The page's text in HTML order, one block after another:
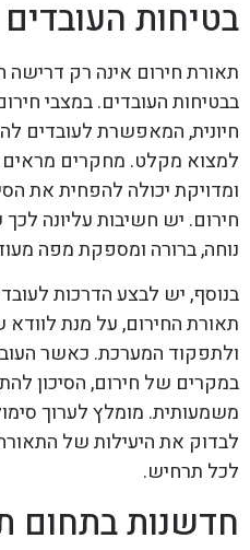
בטיחות העובדים
תאורת חירום אינה רק דרישה
בבטיחות העובדים. במצבי
חיונית, המאפשרת לעובדים
למצוא מקלט. מחקרים מראים
ומדויקת יכולה להפחית את
חירום. יש חשיבות עליונה
נוחה, ברורה ומספקת מפה
בנוסף, יש לבצע הדרכות
תאורת החירום, על מנת לוודא
ולתפקוד המערכת. כאשר
במקרים של חירום, הסיכון
משמעותית. מומלץ לערוך
לבדוק את היעילות של
לכל תרחיש.
חדשנות בתחום